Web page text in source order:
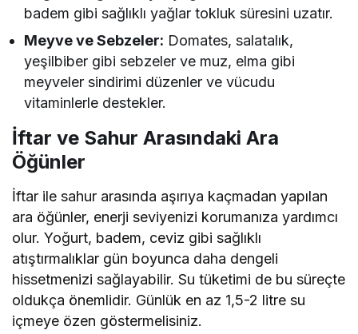
badem gibi sağlıklı yağlar tokluk süresini uzatır.
Meyve ve Sebzeler: Domates, salatalık,
yeşilbiber gibi sebzeler ve muz, elma gibi
meyveler sindirimi düzenler ve vücudu
vitaminlerle destekler.
İftar ve Sahur Arasındaki Ara
Öğünler
İftar ile sahur arasında aşırıya kaçmadan yapılan
ara öğünler, enerji seviyenizi korumanıza yardımcı
olur. Yoğurt, badem, ceviz gibi sağlıklı
atıştırmalıklar gün boyunca daha dengeli
hissetmenizi sağlayabilir. Su tüketimi de bu süreçte
oldukça önemlidir. Günlük en az 1,5-2 litre su
içmeye özen göstermelisiniz.